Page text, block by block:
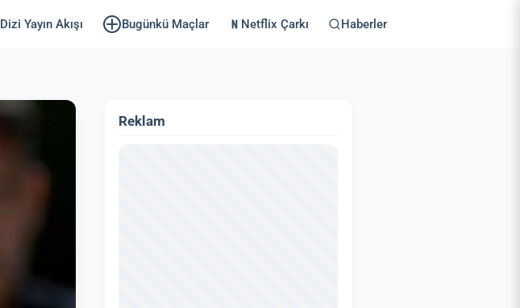
Dizi Yayın Akışı Bugünkü Maçlar Netflix Çarkı Haberler
Reklam